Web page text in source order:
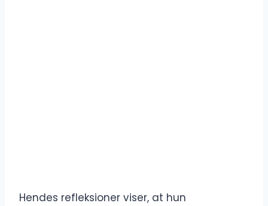
Hendes refleksioner viser, at hun